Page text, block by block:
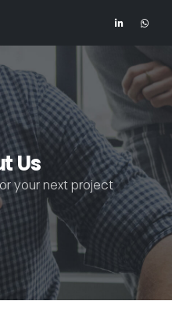
Us
your next project